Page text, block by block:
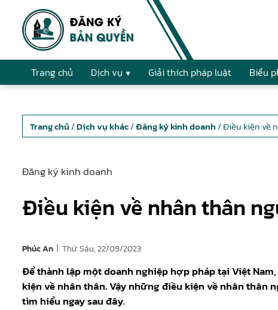
Trang chủ Dịch vụ Giải thích pháp luật Biểu
Trang chủ /Dịch vụ khác/Đăng ký kinh doanh / Điều kiện về
Đăng ký kinh doanh
Điều kiện về nhân thân
Phúc An | Thứ Sáu, 22/09/2023
Để thành lập một doanh nghiệp hợp pháp tại Việt
kiện về nhân thân. Vậy những điều kiện về nhân thân
tìm hiểu ngay sau đây.